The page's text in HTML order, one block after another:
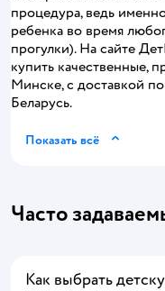
процедура, ведь
ребенка во время
прогулки). На сайте
купить качественные,
Минске, с доставкой
Беларусь.
Показать всё
Часто
Как выбрать